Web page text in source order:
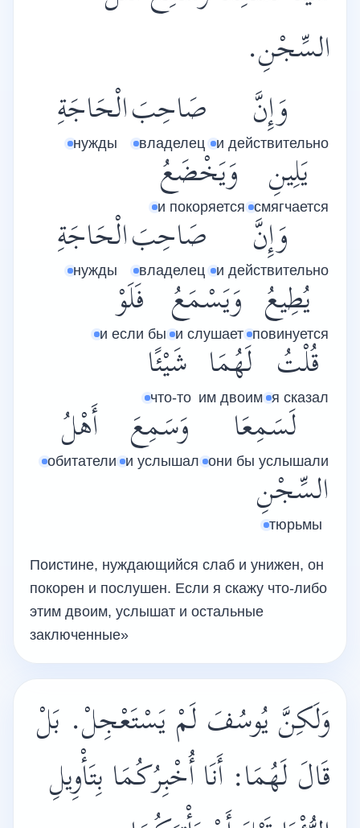
السِّجْنِ.
وَإِنَّ
и действительно
صَاحِبَ
владелец
الْحَاجَةِ
нужды
يَلِينِ
смягчается
وَيَخْضَعُ
и покоряется
وَإِنَّ
и действительно
صَاحِبَ
владелец
الْحَاجَةِ
нужды
يُطِيعُ
повинуется
وَيَسْمَعُ
и слушает
فَلَوْ
и если бы
قُلْتُ
я сказал
لَهُمَا
им двоим
شَيْئًا
что-то
لَسَمِعَا
они бы услышали
وَسَمِعَ
и услышал
أَهْلُ
обитатели
السِّجْنِ
тюрьмы
Поистине, нуждающийся слаб и унижен, он
покорен и послушен. Если я скажу что-либо
этим двоим, услышат и остальные
заключенные»
وَلَكِنَّ يُوسُفَ لَمْ يَسْتَعْجِلْ. بَلْ
قَالَ لَهُمَا: أَنَا أُخْبِرُكُمَا بِتَأْوِيلِ